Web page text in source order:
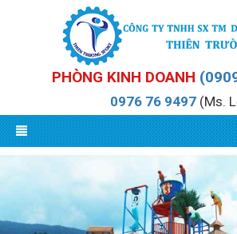
PHÒNG KINH DOANH
0976 76 9497(Ms.